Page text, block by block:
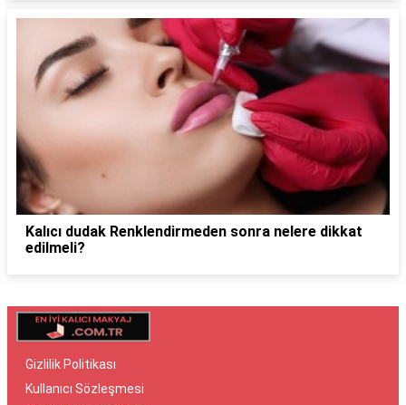
Kalıcı dudak Renklendirmeden sonra nelere dikkat
edilmeli?
Gizlilik Politikası
Kullanıcı Sözleşmesi